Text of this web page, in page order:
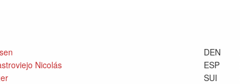
DEN
Nicolás ESP
SUI